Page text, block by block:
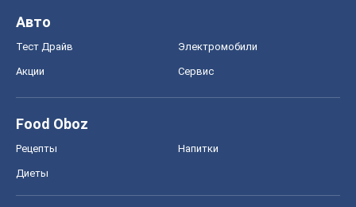
Авто
Тест Драйв Электромобили
Акции Сервис
Food Oboz
Рецепты Напитки
Диеты